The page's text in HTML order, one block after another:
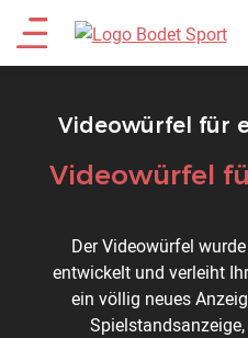
Direkt
zum
Inhalt
Main
menu
Videowürfel für
Titre
Videowürfel
Description
Der Videowürfel
entwickelt und verleiht
ein völlig neues